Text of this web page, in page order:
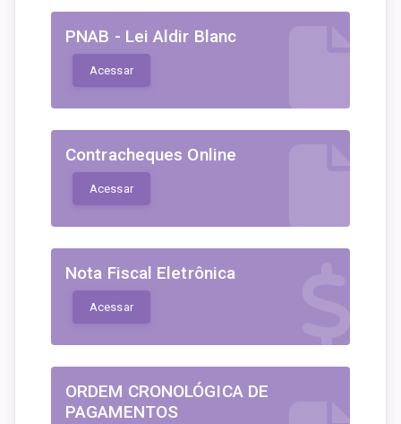
PNAB - Lei Aldir Blanc
Acessar
Contracheques Online
Acessar
Nota Fiscal Eletrônica
Acessar
ORDEM CRONOLÓGICA DE
PAGAMENTOS